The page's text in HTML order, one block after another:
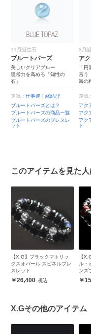
11月誕生石
ブルートパーズ
美しいクリアブルー
思考力を高める「知性の
石」
運気：仕事運 ｜縁結び
ブルートパーズとは？
ブルートパーズの商品一覧
ブルートパーズのブレスレ
ット
3月
ア
「
言う
海の
運気：
アク
アク
アク
ト
このアイテムを見た
【X.G】ブラックマトリッ
クスオパール スピネルブレ
スレット
26,400
【
ル・
ンズ
X.Gその他のアイテム